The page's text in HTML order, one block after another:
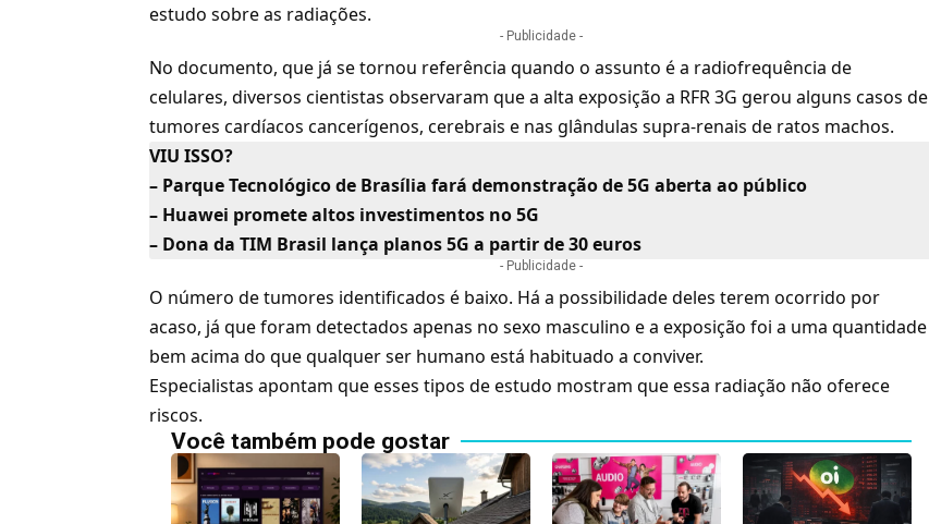
estudo sobre as radiações.
- Publicidade -
No documento, que já se tornou referência quando o assunto é a radiofrequência de
celulares, diversos cientistas observaram que a alta exposição a RFR 3G gerou alguns casos de
tumores cardíacos cancerígenos, cerebrais e nas glândulas supra-renais de ratos machos.
VIU ISSO?
– Parque Tecnológico de Brasília fará demonstração de 5G aberta ao público
– Huawei promete altos investimentos no 5G
– Dona da TIM Brasil lança planos 5G a partir de 30 euros
- Publicidade -
O número de tumores identificados é baixo. Há a possibilidade deles terem ocorrido por
acaso, já que foram detectados apenas no sexo masculino e a exposição foi a uma quantidade
bem acima do que qualquer ser humano está habituado a conviver.
Especialistas apontam que esses tipos de estudo mostram que essa radiação não oferece
riscos.
Você também pode gostar